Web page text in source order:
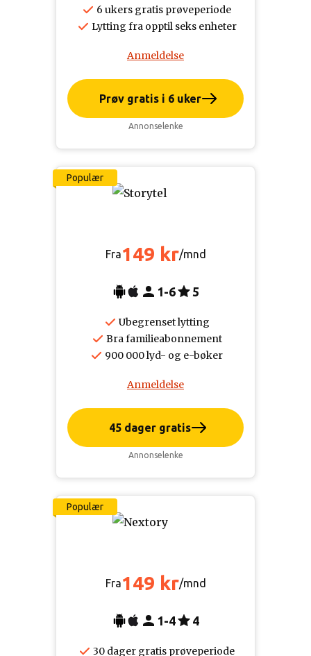
6 ukers gratis prøveperiode
Lytting fra opptil seks enheter
Anmeldelse
Prøv gratis i 6 uker
Annonselenke
Populær
Fra149 kr/mnd
1-6 5
Ubegrenset lytting
Bra familieabonnement
900 000 lyd- og e-bøker
Anmeldelse
45 dager gratis
Annonselenke
Populær
Fra149 kr/mnd
1-4 4
30 dager gratis prøveperiode